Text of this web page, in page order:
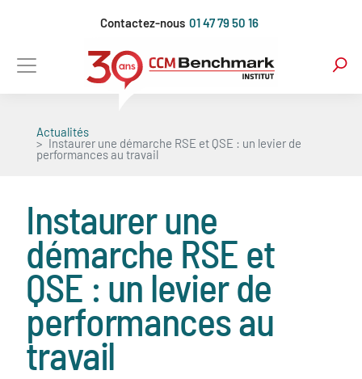
principal
Contactez-nous 01 47 79 50 16
Actualités
Instaurer une démarche RSE et QSE : un levier de
performances au travail
Instaurer une
démarche RSE et
QSE : un levier de
performances au
travail